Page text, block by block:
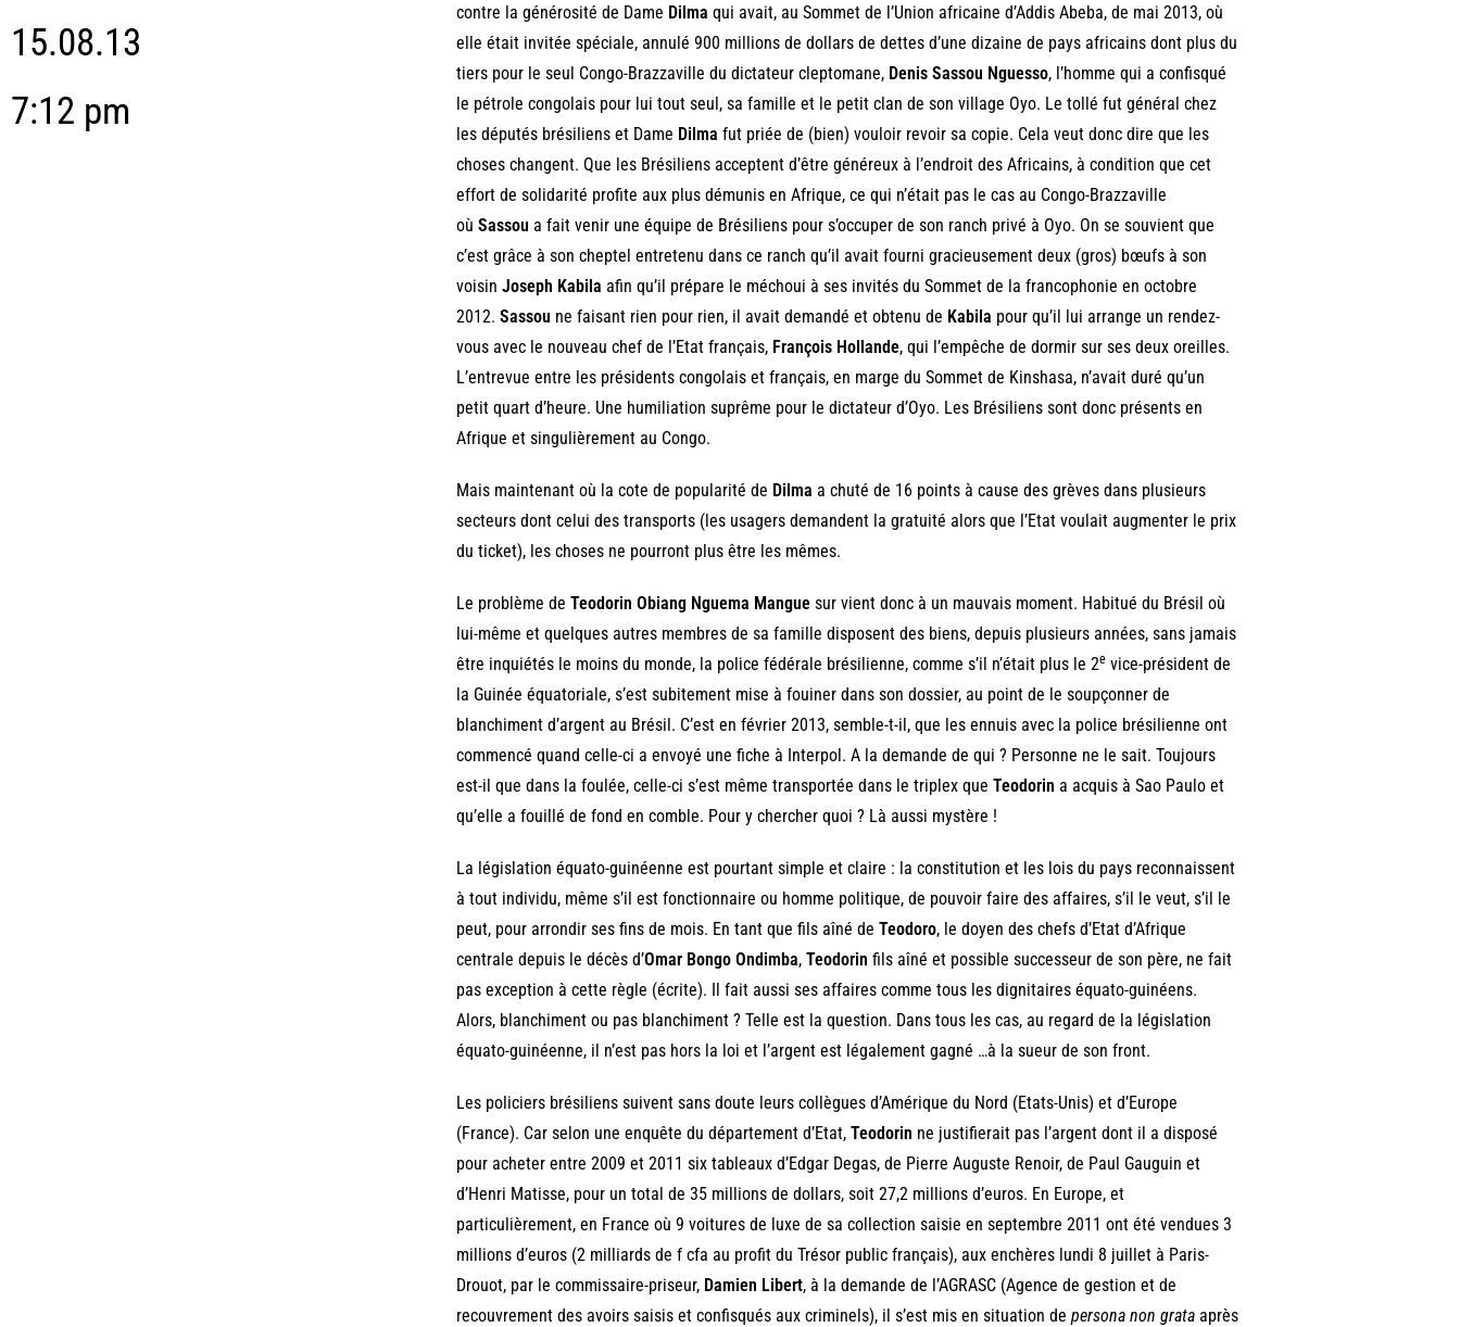
15.08.13
7:12 pm
contre la générosité de Dame Dilma qui avait, au Sommet de l’Union africaine d’Addis Abeba, de mai 2013, où
elle était invitée spéciale, annulé 900 millions de dollars de dettes d’une dizaine de pays africains dont plus du
tiers pour le seul Congo-Brazzaville du dictateur cleptomane, Denis Sassou Nguesso, l’homme qui a confisqué
le pétrole congolais pour lui tout seul, sa famille et le petit clan de son village Oyo. Le tollé fut général chez
les députés brésiliens et Dame Dilma fut priée de (bien) vouloir revoir sa copie. Cela veut donc dire que les
choses changent. Que les Brésiliens acceptent d’être généreux à l’endroit des Africains, à condition que cet
effort de solidarité profite aux plus démunis en Afrique, ce qui n’était pas le cas au Congo-Brazzaville
où Sassou a fait venir une équipe de Brésiliens pour s’occuper de son ranch privé à Oyo. On se souvient que
c’est grâce à son cheptel entretenu dans ce ranch qu’il avait fourni gracieusement deux (gros) bœufs à son
voisin Joseph Kabila afin qu’il prépare le méchoui à ses invités du Sommet de la francophonie en octobre
2012. Sassou ne faisant rien pour rien, il avait demandé et obtenu de Kabila pour qu’il lui arrange un rendez-
vous avec le nouveau chef de l’Etat français, François Hollande, qui l’empêche de dormir sur ses deux oreilles.
L’entrevue entre les présidents congolais et français, en marge du Sommet de Kinshasa, n’avait duré qu’un
petit quart d’heure. Une humiliation suprême pour le dictateur d’Oyo. Les Brésiliens sont donc présents en
Afrique et singulièrement au Congo.
Mais maintenant où la cote de popularité de Dilma a chuté de 16 points à cause des grèves dans plusieurs
secteurs dont celui des transports (les usagers demandent la gratuité alors que l’Etat voulait augmenter le prix
du ticket), les choses ne pourront plus être les mêmes.
Le problème de Teodorin Obiang Nguema Mangue sur vient donc à un mauvais moment. Habitué du Brésil où
lui-même et quelques autres membres de sa famille disposent des biens, depuis plusieurs années, sans jamais
être inquiétés le moins du monde, la police fédérale brésilienne, comme s’il n’était plus le 2evice-président de
la Guinée équatoriale, s’est subitement mise à fouiner dans son dossier, au point de le soupçonner de
blanchiment d’argent au Brésil. C’est en février 2013, semble-t-il, que les ennuis avec la police brésilienne ont
commencé quand celle-ci a envoyé une fiche à Interpol. A la demande de qui ? Personne ne le sait. Toujours
est-il que dans la foulée, celle-ci s’est même transportée dans le triplex que Teodorin a acquis à Sao Paulo et
qu’elle a fouillé de fond en comble. Pour y chercher quoi ? Là aussi mystère !
La législation équato-guinéenne est pourtant simple et claire : la constitution et les lois du pays reconnaissent
à tout individu, même s’il est fonctionnaire ou homme politique, de pouvoir faire des affaires, s’il le veut, s’il le
peut, pour arrondir ses fins de mois. En tant que fils aîné de Teodoro, le doyen des chefs d’Etat d’Afrique
centrale depuis le décès d’Omar Bongo Ondimba, Teodorin fils aîné et possible successeur de son père, ne fait
pas exception à cette règle (écrite). Il fait aussi ses affaires comme tous les dignitaires équato-guinéens.
Alors, blanchiment ou pas blanchiment ? Telle est la question. Dans tous les cas, au regard de la législation
équato-guinéenne, il n’est pas hors la loi et l’argent est légalement gagné …à la sueur de son front.
Les policiers brésiliens suivent sans doute leurs collègues d’Amérique du Nord (Etats-Unis) et d’Europe
(France). Car selon une enquête du département d’Etat, Teodorin ne justifierait pas l’argent dont il a disposé
pour acheter entre 2009 et 2011 six tableaux d’Edgar Degas, de Pierre Auguste Renoir, de Paul Gauguin et
d’Henri Matisse, pour un total de 35 millions de dollars, soit 27,2 millions d’euros. En Europe, et
particulièrement, en France où 9 voitures de luxe de sa collection saisie en septembre 2011 ont été vendues 3
millions d’euros (2 milliards de f cfa au profit du Trésor public français), aux enchères lundi 8 juillet à Paris-
Drouot, par le commissaire-priseur, Damien Libert, à la demande de l’AGRASC (Agence de gestion et de
recouvrement des avoirs saisis et confisqués aux criminels), il s’est mis en situation de persona non grataaprès